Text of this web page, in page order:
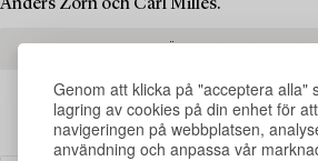
Genom att klicka på "acceptera alla"
lagring av cookies på din enhet för
navigeringen på webbplatsen,
användning och anpassa vår
Anders Zorn och Carl Milles.